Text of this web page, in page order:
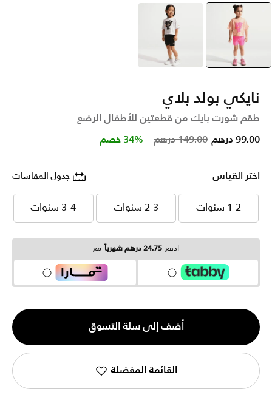
selected
وردي أسود
نايكي بولد بلاي
طقم شورت بايك من قطعتين للأطفال الرضع
Price reduced from
149.00 درهم to 99.00 درهم 34% خصم
اختر القياس جدول المقاسات
1-2 سنوات 1-2 سنوات 2-3 سنوات 2-3 سنوات 3-4 سنوات 3-4 سنوات
ادفع 24.75 درهم شهرياً مع
الكمية
1
أضف إلى سلة التسوق
القائمة المفضلة